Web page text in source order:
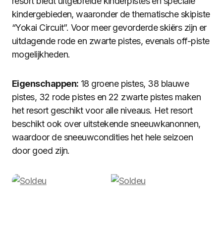
kindergebieden, waaronder de thematische skipiste
“Yokai Circuit”. Voor meer gevorderde skiërs zijn er
uitdagende rode en zwarte pistes, evenals off-piste
mogelijkheden.
Eigenschappen: 18 groene pistes, 38 blauwe
pistes, 32 rode pistes en 22 zwarte pistes maken
het resort geschikt voor alle niveaus. Het resort
beschikt ook over uitstekende sneeuwkanonnen,
waardoor de sneeuwcondities het hele seizoen
door goed zijn.